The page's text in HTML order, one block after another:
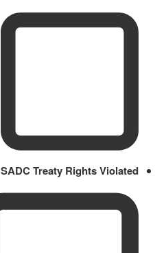
SADC Treaty Rights Violated